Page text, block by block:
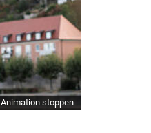
Animation stoppen